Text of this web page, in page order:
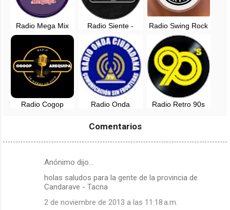
Radio Mega Mix
Bravaza - San
Radio Siente -
Arequipa, Perú
Radio Swing Rock
and Pop - Lima
Radio Cogop
Radio Onda
Radio Retro 90s
Comentarios
Anónimo dijo…
holas saludos para la gente de la provincia de
Candarave - Tacna
2 de noviembre de 2013 a las 11:18 a.m.